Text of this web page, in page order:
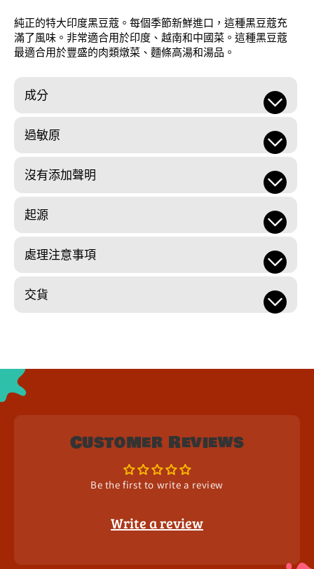
純正的特大印度黑豆蔻。每個季節新鮮進口，這種黑豆蔻充
滿了風味。非常適合用於印度、越南和中國菜。這種黑豆蔻
最適合用於豐盛的肉類燉菜、麵條高湯和湯品。
成分
過敏原
沒有添加聲明
起源
處理注意事項
交貨
Customer Reviews
Be the first to write a review
Write a review